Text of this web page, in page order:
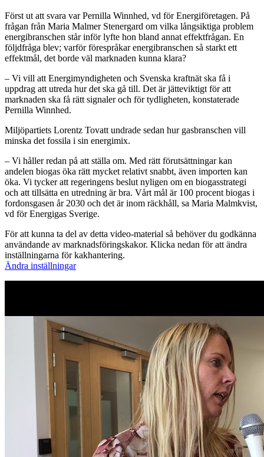
Först ut att svara var Pernilla Winnhed, vd för Energiföretagen. På
frågan från Maria Malmer Stenergard om vilka långsiktiga problem
energibranschen står inför lyfte hon bland annat effektfrågan. En
följdfråga blev; varför förespråkar energibranschen så starkt ett
effektmål, det borde väl marknaden kunna klara?
– Vi vill att Energimyndigheten och Svenska kraftnät ska få i
uppdrag att utreda hur det ska gå till. Det är jätteviktigt för att
marknaden ska få rätt signaler och för tydligheten, konstaterade
Pernilla Winnhed.
Miljöpartiets Lorentz Tovatt undrade sedan hur gasbranschen vill
minska det fossila i sin energimix.
– Vi håller redan på att ställa om. Med rätt förutsättningar kan
andelen biogas öka rätt mycket relativt snabbt, även importen kan
öka. Vi tycker att regeringens beslut nyligen om en biogasstrategi
och att tillsätta en utredning är bra. Vårt mål är 100 procent biogas i
fordonsgasen år 2030 och det är inom räckhåll, sa Maria Malmkvist,
vd för Energigas Sverige.
För att kunna ta del av detta video-material så behöver du godkänna
användande av marknadsföringskakor. Klicka nedan för att ändra
inställningarna för kakhantering.
Ändra inställningar